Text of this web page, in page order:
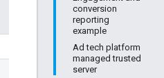
conversion
reporting
example
Ad tech platform
managed trusted
server